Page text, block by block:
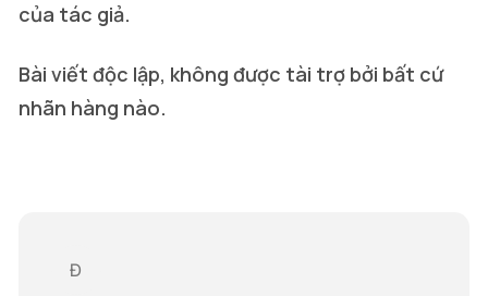
của tác giả.
Bài viết độc lập, không được tài trợ bởi bất cứ
nhãn hàng nào.